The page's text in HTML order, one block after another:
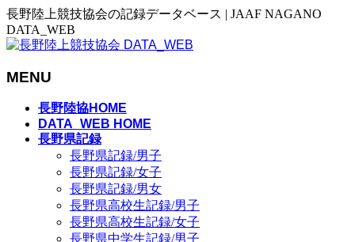
長野陸上競技協会の記録データベース | JAAF NAGANO
DATA_WEB
MENU
長野陸協HOME
DATA_WEB HOME
長野県記録
長野県記録/男子
長野県記録/女子
長野県記録/男女
長野県高校生記録/男子
長野県高校生記録/女子
長野県中学生記録/男子